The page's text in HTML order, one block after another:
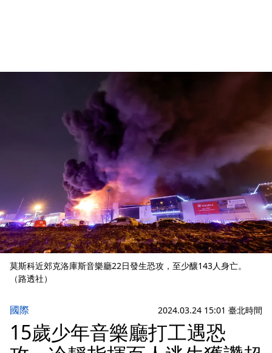
莫斯科近郊克洛庫斯音樂廳22日發生恐攻，至少釀143人身亡。
（路透社）
國際 2024.03.24 15:01 臺北時間
15歲少年音樂廳打工遇恐